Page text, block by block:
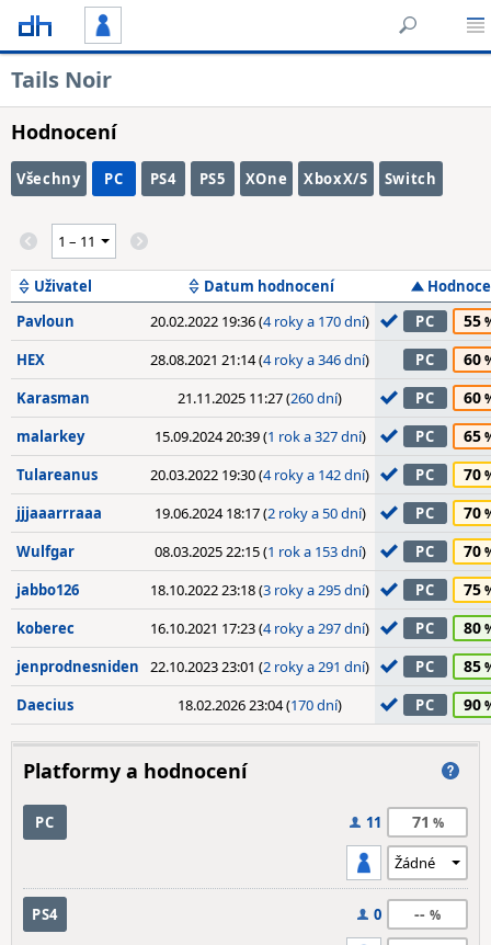
Tails Noir
Hodnocení
Všechny PC PS4 PS5 XOne XboxX/S Switch
Uživatel Datum hodnocení
Pavloun
20.02.2022 19:36 (4 roky a 170 dní) PC 55
HEX 28.08.2021 21:14 (4 roky a 346 dní) PC 60
Karasman 21.11.2025 11:27 (260 dní) PC 60
malarkey 15.09.2024 20:39 (1 rok a 327 dní) PC 65
Tulareanus 20.03.2022 19:30 (4 roky a 142 dní) PC 70
jjjaaarrraaa 19.06.2024 18:17 (2 roky a 50 dní) PC 70
Wulfgar 08.03.2025 22:15 (1 rok a 153 dní) PC 70
jabbo126 18.10.2022 23:18 (3 roky a 295 dní) PC 75
koberec 16.10.2021 17:23 (4 roky a 297 dní) PC 80
jenprodnesniden 22.10.2023 23:01 (2 roky a 291 dní) PC 85
Daecius 18.02.2026 23:04 (170 dní) PC 90
Platformy a hodnocení
PC 11 71
PS4 0 --